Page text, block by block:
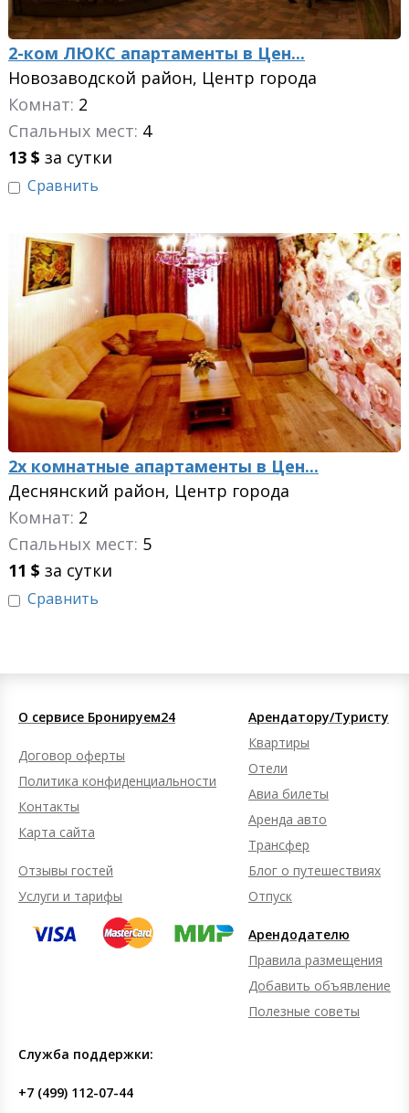
2-ком ЛЮКС апартаменты в Цен...
Новозаводской район, Центр города
Комнат: 2
Спальных мест: 4
13 $ за сутки
Сравнить
2х комнатные апартаменты в Цен...
Деснянский район, Центр города
Комнат: 2
Спальных мест: 5
11 $ за сутки
Сравнить
О сервисе Бронируем24
Договор оферты
Политика конфиденциальности
Контакты
Карта сайта
Отзывы гостей
Услуги и тарифы
Арендатору/Туристу
Квартиры
Отели
Авиа билеты
Аренда авто
Трансфер
Блог о путешествиях
Отпуск
Арендодателю
Правила размещения
Добавить объявление
Полезные советы
Служба поддержки:
+7 (499) 112-07-44